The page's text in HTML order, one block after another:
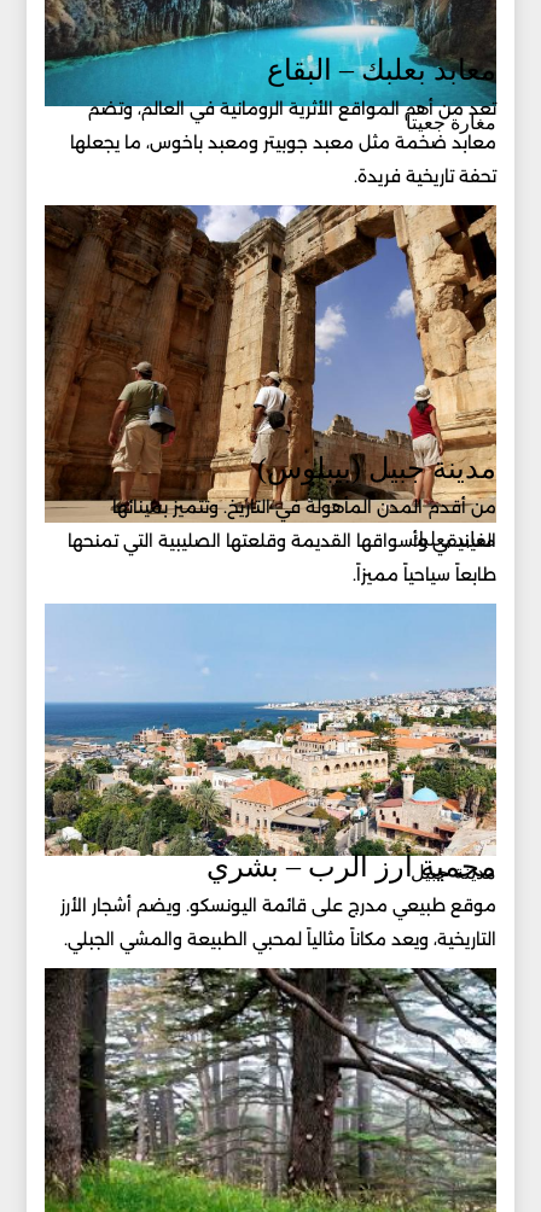
مغارة جعيتا
معابد بعلبك – البقاع
تعد من أهم المواقع الأثرية الرومانية في العالم، وتضم
معابد ضخمة مثل معبد جوبيتر ومعبد باخوس، ما يجعلها
تحفة تاريخية فريدة.
معابد بعلبك
مدينة جبيل (بيبلوس)
من أقدم المدن المأهولة في التاريخ. وتتميز بمينائها
الفينيقي وأسواقها القديمة وقلعتها الصليبية التي تمنحها
طابعاً سياحياً مميزاً.
مدينة جبيل
محمية أرز الرب – بشري
موقع طبيعي مدرج على قائمة اليونسكو. ويضم أشجار الأرز
التاريخية، ويعد مكاناً مثالياً لمحبي الطبيعة والمشي الجبلي.